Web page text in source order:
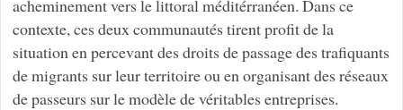
acheminement vers le littoral méditérranéen. Dans ce
contexte, ces deux communautés tirent profit de la
situation en percevant des droits de passage des trafiquants
de migrants sur leur territoire ou en organisant des réseaux
de passeurs sur le modèle de véritables entreprises.